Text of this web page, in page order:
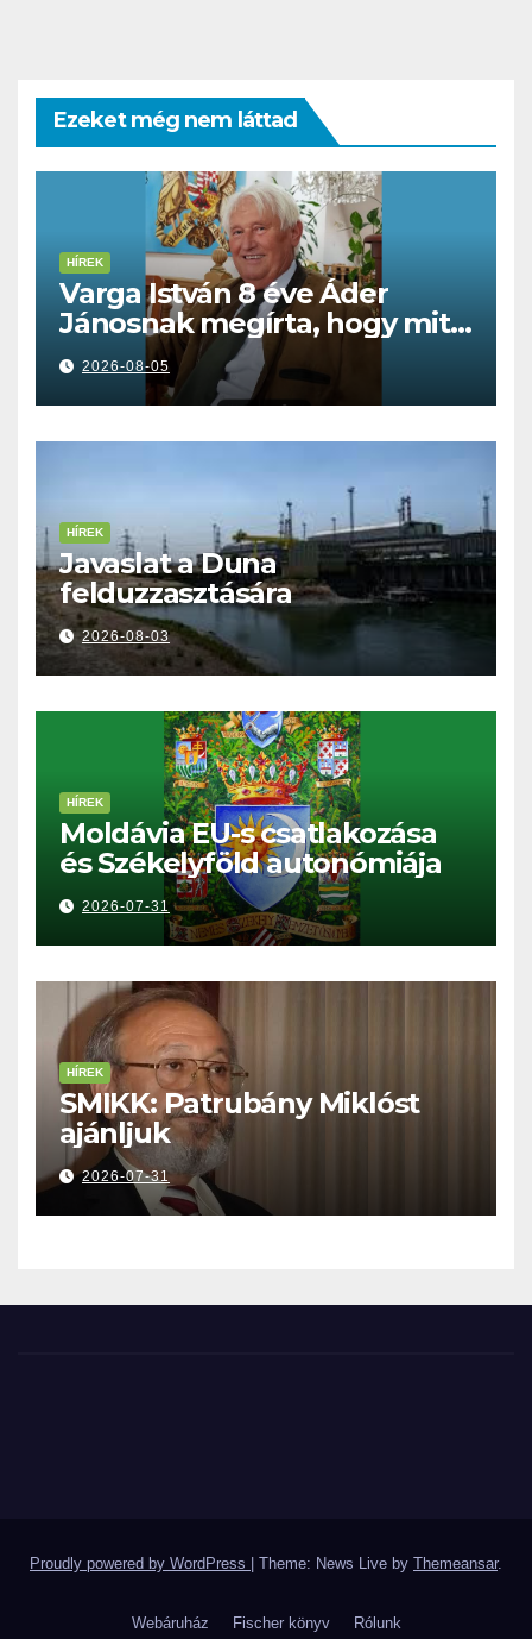
Ezeket még nem láttad
HÍREK
Varga István 8 éve Áder
Jánosnak megírta, hogy mit
kell tennünk a Dunával
2026-08-05
HÍREK
Javaslat a Duna
felduzzasztására
2026-08-03
HÍREK
Moldávia EU-s csatlakozása
és Székelyföld autonómiája
2026-07-31
HÍREK
SMIKK: Patrubány Miklóst
ajánljuk
2026-07-31
Proudly powered by WordPress Theme: News Live by Themeansar.
Webáruház Fischer könyv Rólunk